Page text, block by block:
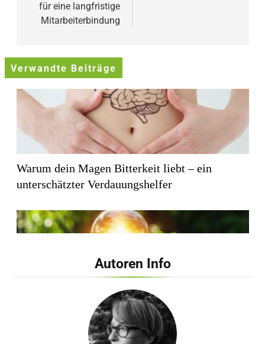
für eine langfristige
Mitarbeiterbindung
Verwandte Beiträge
Warum dein Magen Bitterkeit liebt – ein
unterschätzter Verdauungshelfer
Wie künstliches Licht unsere innere Uhr
Autoren Info